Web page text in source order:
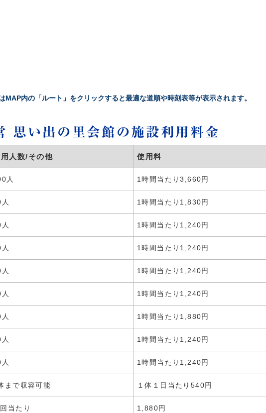
内の「ルート」をクリックすると最適な道順や時刻表等が表示されます。
思い出の里会館の施設利用料金
人数/その他 使用料
人 1時間当たり3,660円
1時間当たり1,830円
1時間当たり1,240円
1時間当たり1,240円
1時間当たり1,240円
1時間当たり1,240円
1時間当たり1,880円
1時間当たり1,240円
1時間当たり1,240円
まで収容可能 １体１日当たり 540円
回当たり 1,880円